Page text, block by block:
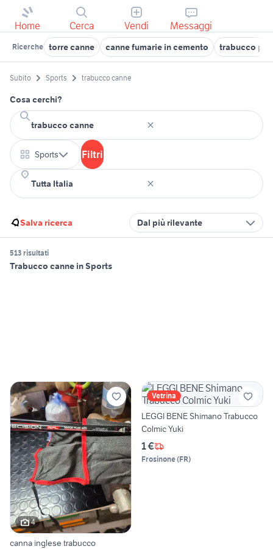
Home Cerca Vendi Messaggi
Ricerche torre canne canne fumarie in cemento trabucco
Subito Sports trabucco canne
Cosa cerchi?
Sports Filtri
Salva ricerca Dal più rilevante
513 risultati
Trabucco canne in Sports
4
canna inglese trabucco
Vetrina
LEGGI BENE Shimano Trabucco
Colmic Yuki
1 €
Frosinone(FR)